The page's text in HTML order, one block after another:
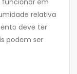
relativa
deve ter
podem ser